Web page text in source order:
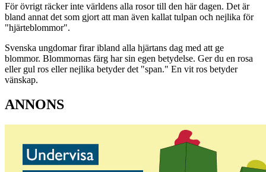
För övrigt räcker inte världens alla rosor till den här dagen. Det är
bland annat det som gjort att man även kallat tulpan och nejlika för
"hjärteblommor".
Svenska ungdomar firar ibland alla hjärtans dag med att ge
blommor. Blommornas färg har sin egen betydelse. Ger du en rosa
eller gul ros eller nejlika betyder det "span." En vit ros betyder
vänskap.
ANNONS